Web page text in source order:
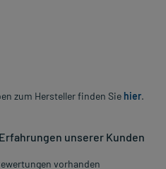
zum Hersteller finden Sie hier.
unserer Kunden
vorhanden